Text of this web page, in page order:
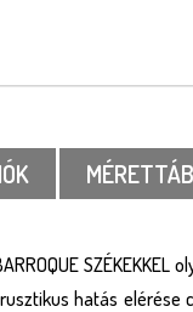
hatás elérése